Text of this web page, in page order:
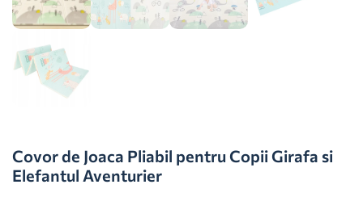
Covor de Joaca Pliabil pentru Copii Girafa si
Elefantul Aventurier